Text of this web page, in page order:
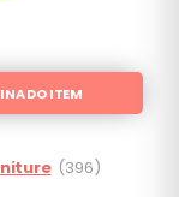
DO ITEM
(396)